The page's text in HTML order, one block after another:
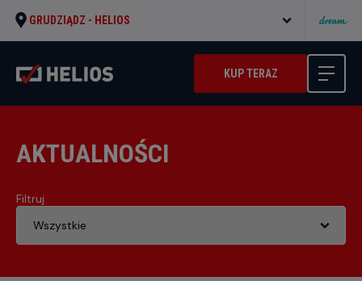
GRUDZIĄDZ - HELIOS
KUP TERAZ
AKTUALNOŚCI
Filtruj